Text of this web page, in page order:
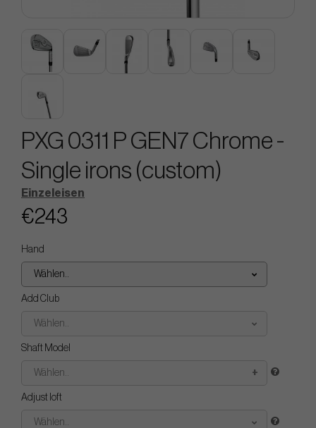
PXG 0311 P GEN7 Chrome -
Single irons (custom)
Einzeleisen
€243
Hand
Wählen..
Add Club
Wählen..
Shaft Model
Wählen..
Adjust loft
Wählen..